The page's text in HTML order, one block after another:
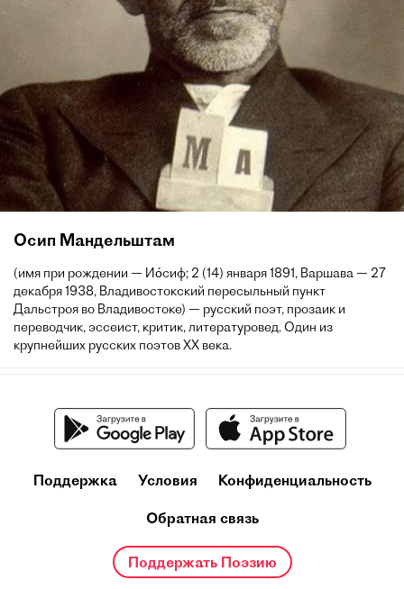
Осип Мандельштам
(имя при рождении — Ио́сиф; 2 (14) января 1891, Варшава — 27
декабря 1938, Владивостокский пересыльный пункт
Дальстроя во Владивостоке) — русский поэт, прозаик и
переводчик, эссеист, критик, литературовед. Один из
крупнейших русских поэтов XX века.
Поддержка Условия Конфиденциальность
Обратная связь
Поддержать Поэзию